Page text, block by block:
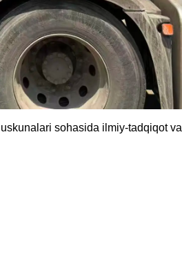
sohasida ilmiy-tadqiqot va